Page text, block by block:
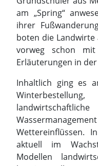
Inhaltlich ging es
Wettereinflüssen.
aktuell im
Modellen
entsprechendem
Schulkindern das
vermittelt.
Am Ende der
Imbiss mit